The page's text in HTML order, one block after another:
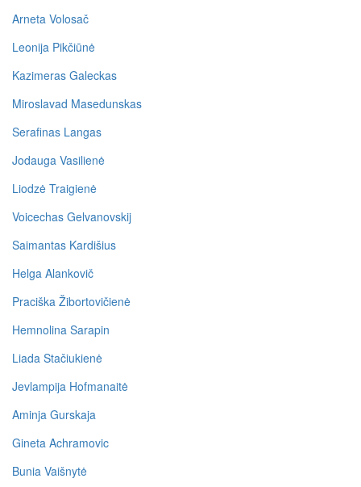
Arneta Volosač
Leonija Pikčiūnė
Kazimeras Galeckas
Miroslavad Masedunskas
Serafinas Langas
Jodauga Vasilienė
Liodzė Traigienė
Voicechas Gelvanovskij
Saimantas Kardišius
Helga Alankovič
Praciška Žibortovičienė
Hemnolina Sarapin
Liada Stačiukienė
Jevlampija Hofmanaitė
Aminja Gurskaja
Gineta Achramovic
Bunia Vaišnytė